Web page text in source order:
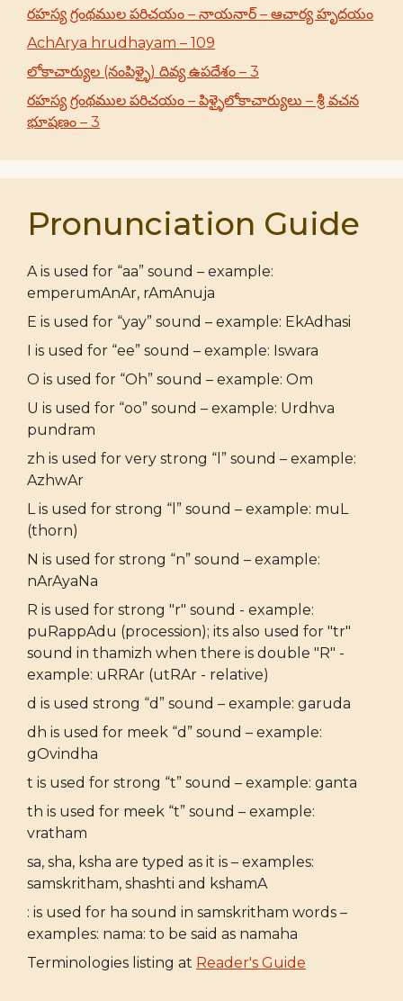
రహస్య గ్రంథముల పరిచయం – నాయనార్ – ఆచార్య హృదయం
AchArya hrudhayam – 109
లోకాచార్యుల (నంపిళ్ళై) దివ్య ఉపదేశం – 3
రహస్య గ్రంథముల పరిచయం – పిళ్ళైలోకాచార్యులు – శ్రీ వచన
భూషణం – 3
Pronunciation Guide
A is used for “aa” sound – example:
emperumAnAr, rAmAnuja
E is used for “yay” sound – example: EkAdhasi
I is used for “ee” sound – example: Iswara
O is used for “Oh” sound – example: Om
U is used for “oo” sound – example: Urdhva
pundram
zh is used for very strong “l” sound – example:
AzhwAr
L is used for strong “l” sound – example: muL
(thorn)
N is used for strong “n” sound – example:
nArAyaNa
R is used for strong "r" sound - example:
puRappAdu (procession); its also used for "tr"
sound in thamizh when there is double "R" -
example: uRRAr (utRAr - relative)
d is used strong “d” sound – example: garuda
dh is used for meek “d” sound – example:
gOvindha
t is used for strong “t” sound – example: ganta
th is used for meek “t” sound – example:
vratham
sa, sha, ksha are typed as it is – examples:
samskritham, shashti and kshamA
: is used for ha sound in samskritham words –
examples: nama: to be said as namaha
Terminologies listing at Reader's Guide